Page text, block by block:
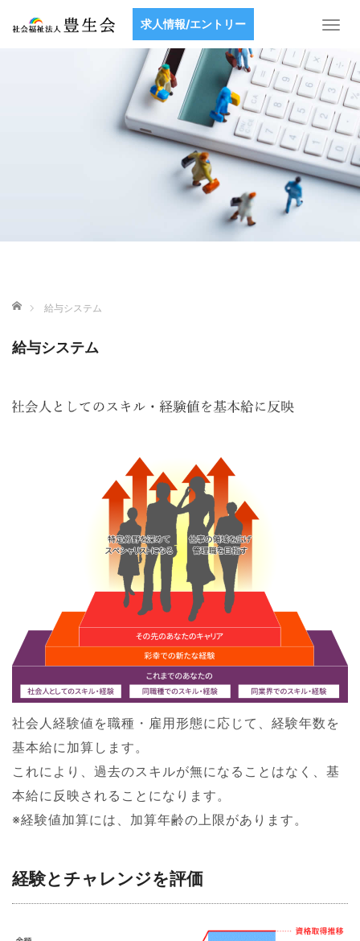
T
g
g
l
e
n
a
v
i
t
求人情報/エントリー
ホーム 給与システム
給与システム
社会人経験値を職種・雇用形態に応じて、経験年数を
基本給に加算します。
これにより、過去のスキルが無になることはなく、基
本給に反映されることになります。
※経験値加算には、加算年齢の上限があります。
経験とチャレンジを評価